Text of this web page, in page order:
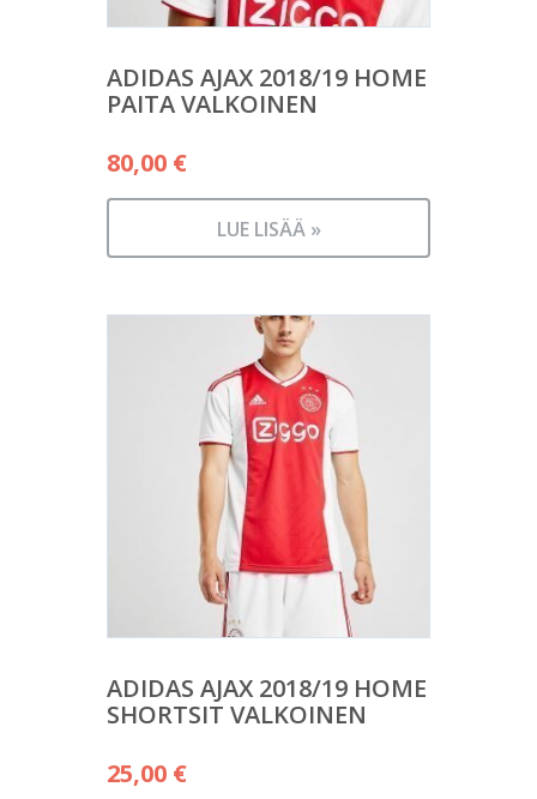
ADIDAS AJAX 2018/19 HOME
PAITA VALKOINEN
80,00 €
LUE LISÄÄ »
ADIDAS AJAX 2018/19 HOME
SHORTSIT VALKOINEN
25,00 €